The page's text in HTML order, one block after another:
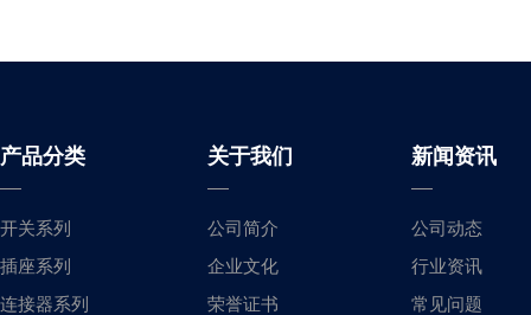
产品分类
开关系列
插座系列
连接器系列
关于我们
公司简介
企业文化
荣誉证书
新闻资讯
公司动态
行业资讯
常见问题